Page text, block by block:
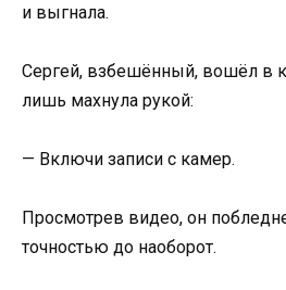
и выгнала.
Сергей, взбешённый, вошёл в
лишь махнула рукой:
— Включи записи с камер.
Просмотрев видео, он
точностью до наоборот.